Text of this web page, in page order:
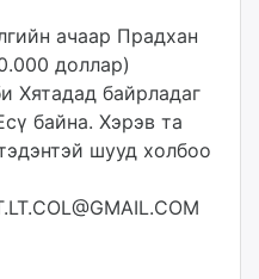
ачаар Прадхан
доллар)
Хятадад байрладаг
байна. Хэрэв та
шууд холбоо